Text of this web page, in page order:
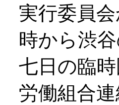
実行委員
時から渋
七日の臨
労働組合